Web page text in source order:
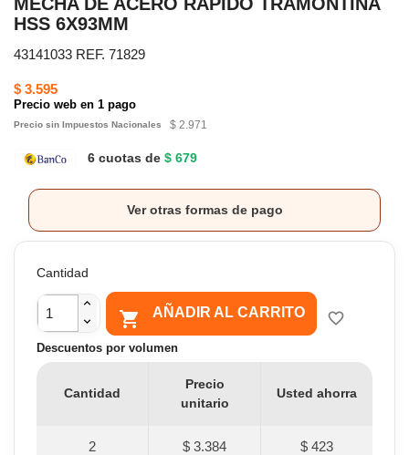
HSS 6X93MM
43141033 REF. 71829
$ 3.595
Precio web en 1 pago
Precio sin Impuestos Nacionales $ 2.971
6 cuotas de $ 679
Ver otras formas de pago
Cantidad
 AÑADIR AL CARRITO favorite_border
Descuentos por volumen
Cantidad
Precio
unitario
Usted ahorra
2 $ 3.384 $ 423